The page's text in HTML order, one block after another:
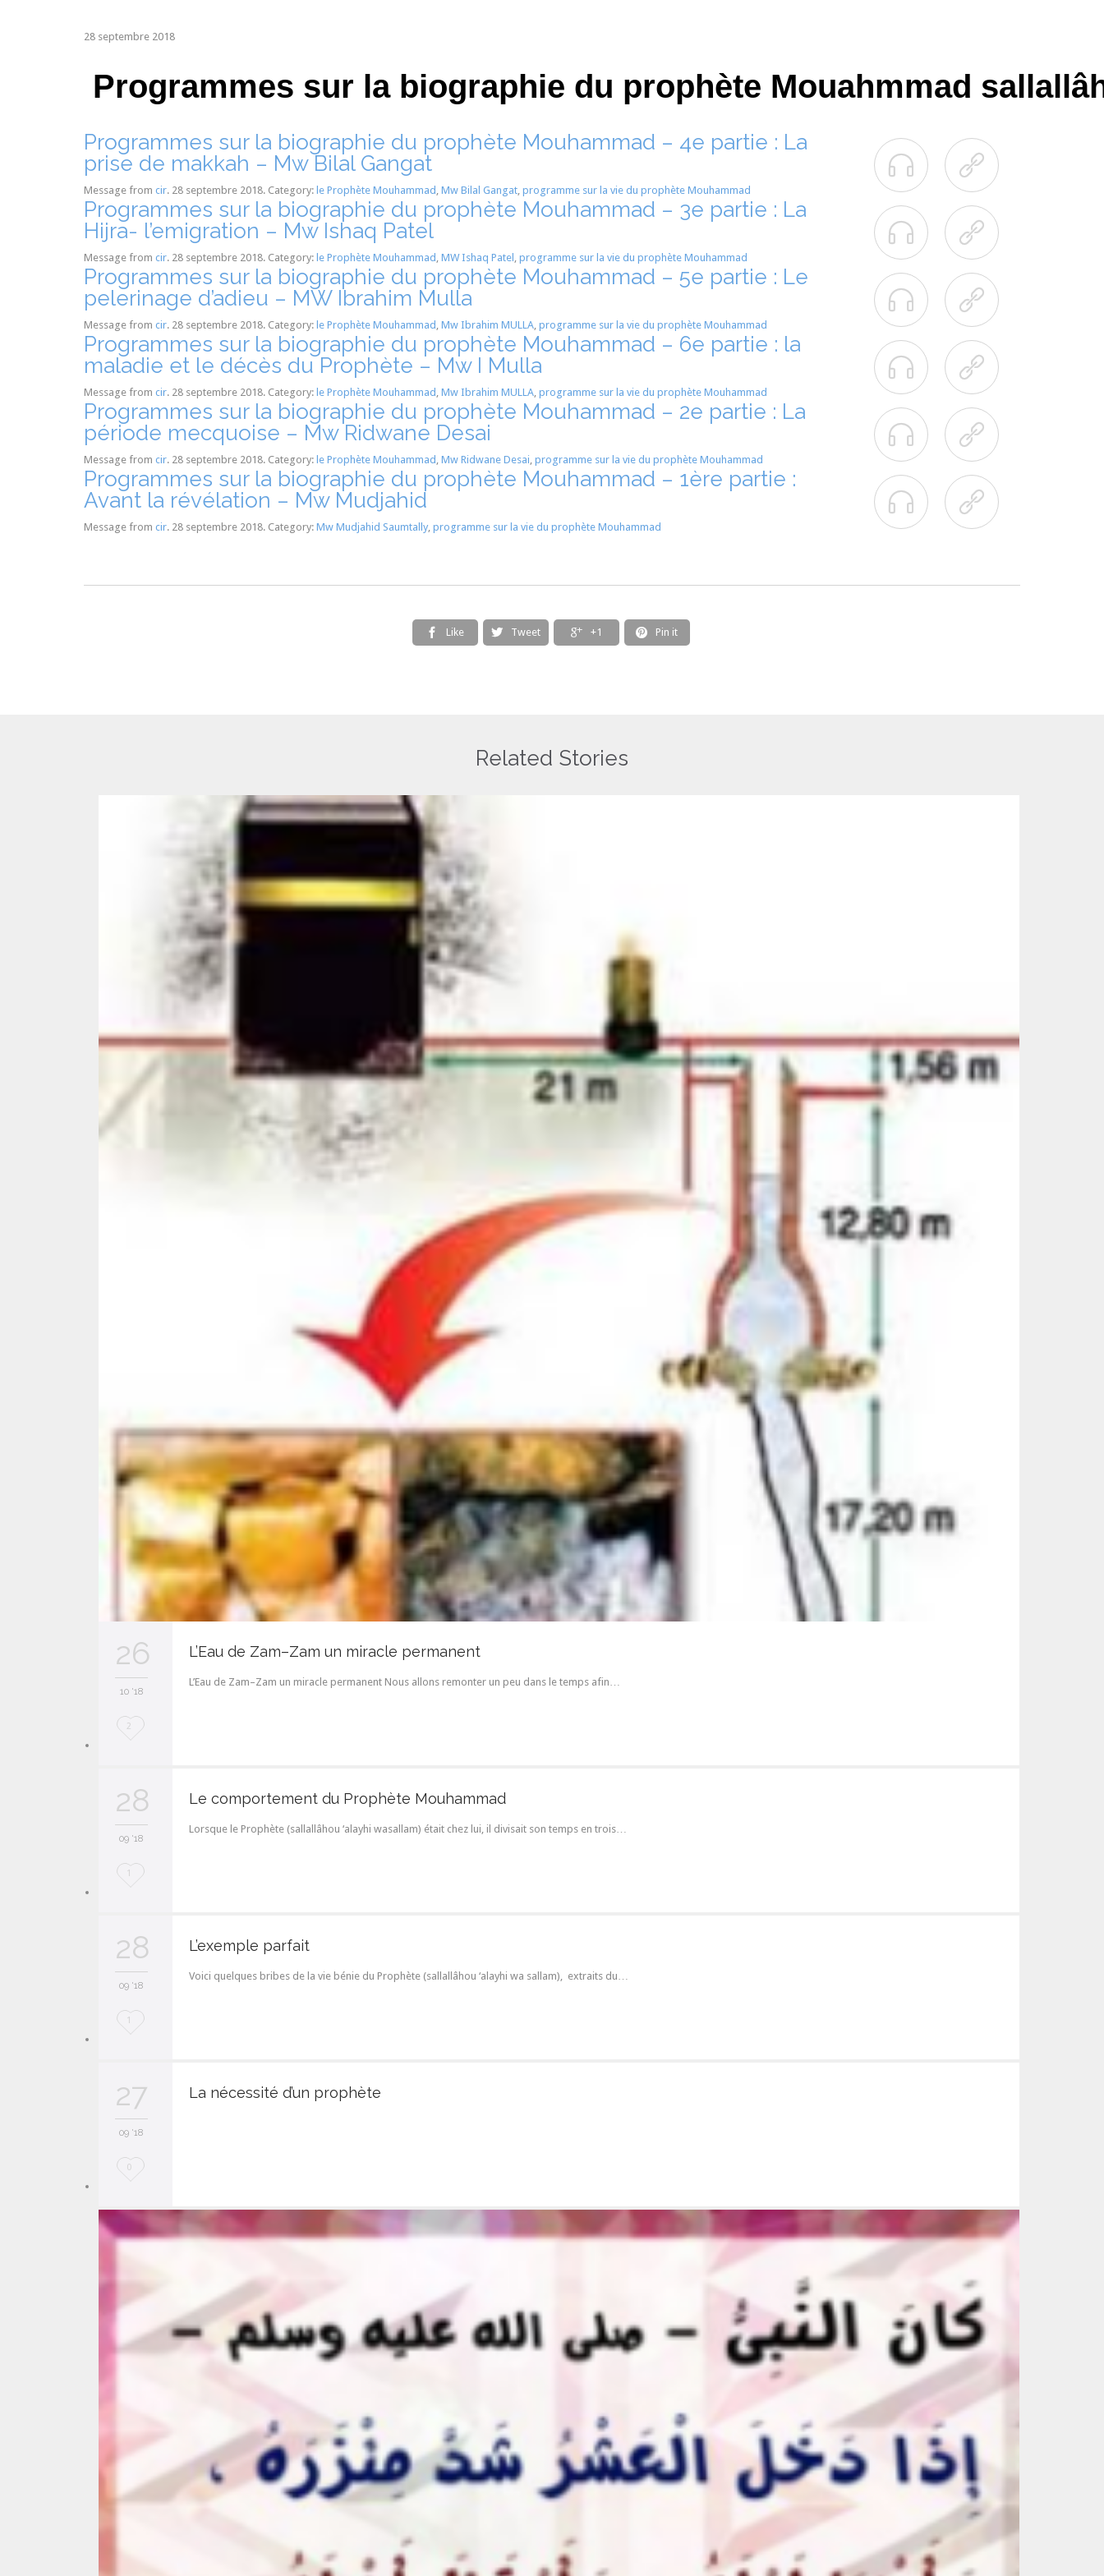
28 septembre 2018
Programmes sur la biographie du prophète Mouahmmad
Programmes sur la biographie du prophète Mouhammad – 4e partie : La
prise de makkah – Mw Bilal Gangat
Message from cir. 28 septembre 2018. Category: le Prophète Mouhammad , Mw Bilal Gangat, programme sur la vie du prophète Mouhammad


Programmes sur la biographie du prophète Mouhammad – 3e partie : La
Hijra- l’emigration – Mw Ishaq Patel
Message from cir. 28 septembre 2018. Category: le Prophète Mouhammad , MW Ishaq Patel , programme sur la vie du prophète Mouhammad


Programmes sur la biographie du prophète Mouhammad – 5e partie : Le
pelerinage d’adieu – MW Ibrahim Mulla
Message from cir. 28 septembre 2018. Category: le Prophète Mouhammad , Mw Ibrahim MULLA, programme sur la vie du prophète Mouhammad


Programmes sur la biographie du prophète Mouhammad – 6e partie : la
maladie et le décès du Prophète – Mw I Mulla
Message from cir. 28 septembre 2018. Category: le Prophète Mouhammad , Mw Ibrahim MULLA, programme sur la vie du prophète Mouhammad


Programmes sur la biographie du prophète Mouhammad – 2e partie : La
période mecquoise – Mw Ridwane Desai
Message from cir. 28 septembre 2018. Category: le Prophète Mouhammad , Mw Ridwane Desai, programme sur la vie du prophète Mouhammad


Programmes sur la biographie du prophète Mouhammad – 1ère partie :
Avant la révélation – Mw Mudjahid
Message from cir. 28 septembre 2018. Category: Mw Mudjahid Saumtally, programme sur la vie du prophète Mouhammad
 
 Like  Tweet  +1  Pin it
Related Stories
26
10 '18
L
e
2
L’Eau de Zam–Zam un miracle permanent
L’Eau de Zam–Zam un miracle permanent Nous allons remonter un peu dans le temps afin…
28
09 '18
L
e
1
Le comportement du Prophète Mouhammad
Lorsque le Prophète (sallallâhou ‘alayhi wasallam) était chez lui, il divisait son temps en trois…
28
09 '18
L
1
L’exemple parfait
Voici quelques bribes de la vie bénie du Prophète (sallallâhou ‘alayhi wa sallam), extraits du…
27
09 '18
L
t
0
La nécessité d’un prophète